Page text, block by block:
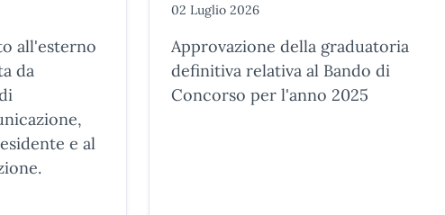
all'esterno
da
e al
02 Luglio 2026
Approvazione della graduatoria
definitiva relativa al Bando di
Concorso per l'anno 2025